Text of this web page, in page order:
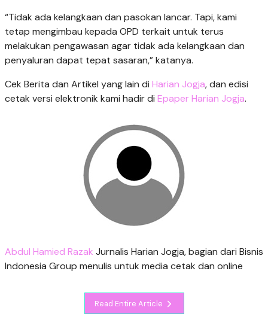
“Tidak ada kelangkaan dan pasokan lancar. Tapi, kami
tetap mengimbau kepada OPD terkait untuk terus
melakukan pengawasan agar tidak ada kelangkaan dan
penyaluran dapat tepat sasaran,” katanya.
Cek Berita dan Artikel yang lain di Harian Jogja, dan edisi
cetak versi elektronik kami hadir di Epaper Harian Jogja.
Abdul Hamied Razak Jurnalis Harian Jogja, bagian dari Bisnis
Indonesia Group menulis untuk media cetak dan online
Read Entire Article